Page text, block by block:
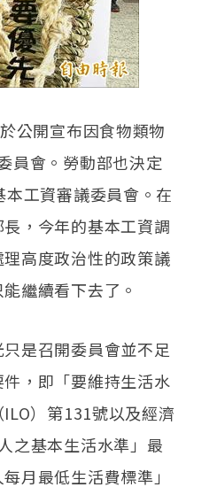
公開宣布因食物類物
員會。勞動部也決定
工資審議委員會。在
，今年的基本工資調
高度政治性的政策議
繼續看下去了。
是召開委員會並不足
，即「要維持生活水
）第131號以及經濟
之基本生活水準」最
月最低生活費標準」